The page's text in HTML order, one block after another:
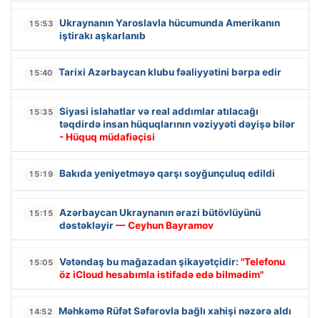
15:53
Ukraynanın Yaroslavla hücumunda Amerikanın
iştirakı aşkarlanıb
15:40 Tarixi Azərbaycan klubu fəaliyyətini bərpa edir
15:35
Siyasi islahatlar və real addımlar atılacağı
təqdirdə insan hüquqlarının vəziyyəti dəyişə bilər
- Hüquq müdafiəçisi
15:19 Bakıda yeniyetməyə qarşı soyğunçuluq edildi
15:15
Azərbaycan Ukraynanın ərazi bütövlüyünü
dəstəkləyir— Ceyhun Bayramov
15:05 Vətəndaş bu mağazadan şikayətçidir: "Telefonu
öz iCloud hesabımla istifadə edə bilmədim"
14:52 Məhkəmə Rüfət Səfərovla bağlı xahişi nəzərə aldı